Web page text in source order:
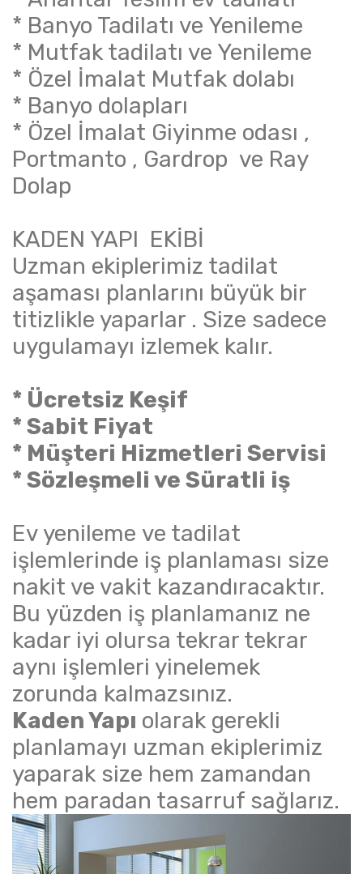
* Banyo Tadilatı ve Yenileme
* Mutfak tadilatı ve Yenileme
* Özel İmalat Mutfak dolabı
* Banyo dolapları
* Özel İmalat Giyinme odası ,
Portmanto , Gardrop ve Ray
Dolap
KADEN YAPI EKİBİ
Uzman ekiplerimiz tadilat
aşaması planlarını büyük bir
titizlikle yaparlar . Size sadece
uygulamayı izlemek kalır.
* Ücretsiz Keşif
* Sabit Fiyat
* Müşteri Hizmetleri Servisi
* Sözleşmeli ve Süratli iş
Ev yenileme ve tadilat
işlemlerinde iş planlaması size
nakit ve vakit kazandıracaktır.
Bu yüzden iş planlamanız ne
kadar iyi olursa tekrar tekrar
aynı işlemleri yinelemek
zorunda kalmazsınız.
Kaden Yapı olarak gerekli
planlamayı uzman ekiplerimiz
yaparak size hem zamandan
hem paradan tasarruf sağlarız.